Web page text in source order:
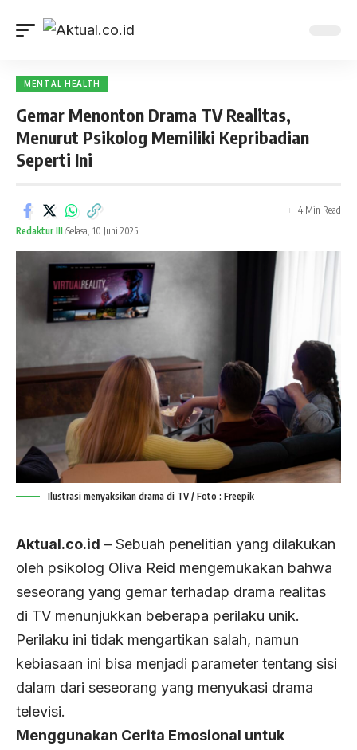
MENTAL HEALTH
Gemar Menonton Drama TV Realitas,
Menurut Psikolog Memiliki Kepribadian
Seperti Ini
Redaktur III Selasa, 10 Juni 2025
4 Min Read
Ilustrasi menyaksikan drama di TV / Foto : Freepik
Aktual.co.id – Sebuah penelitian yang dilakukan
oleh psikolog Oliva Reid mengemukakan bahwa
seseorang yang gemar terhadap drama realitas
di TV menunjukkan beberapa perilaku unik.
Perilaku ini tidak mengartikan salah, namun
kebiasaan ini bisa menjadi parameter tentang sisi
dalam dari seseorang yang menyukasi drama
televisi.
Menggunakan Cerita Emosional untuk